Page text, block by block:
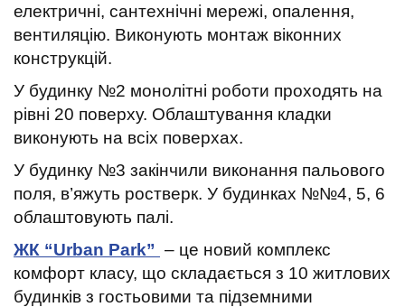
електричні, сантехнічні мережі, опалення,
вентиляцію. Виконують монтаж віконних
конструкцій.
У будинку №2 монолітні роботи проходять на
рівні 20 поверху. Облаштування кладки
виконують на всіх поверхах.
У будинку №3 закінчили виконання пальового
поля, в’яжуть ростверк. У будинках №№4, 5, 6
облаштовують палі.
ЖК “Urban Park” – це новий комплекс
комфорт класу, що складається з 10 житлових
будинків з гостьовими та підземними